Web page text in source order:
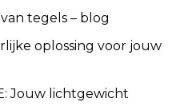
tegels – blog
oplossing voor jouw
Jouw lichtgewicht